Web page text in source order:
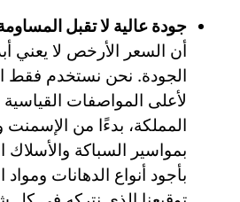
جودة عالية لا تقبل
أن السعر الأرخص لا يعني
الجودة. نحن نستخدم فقط
لأعلى المواصفات
المملكة، بدءًا من الإسمنت
بمواسير السباكة والأسلاك
بأجود أنواع الدهانات